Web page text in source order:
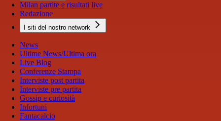
Milan partite e risultati live
Redazione
I siti del nostro network
News
Ultime News/Ultima ora
Live Blog
Conferenze Stampa
Interviste post partita
Interviste pre partita
Gossip e curiosità
Infortuni
Fantacalcio